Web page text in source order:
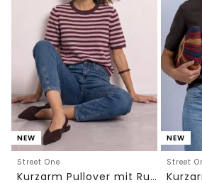
NEW
Street One
Kurzarm Pullover mit Rundhals und Streifen
NEW
Street